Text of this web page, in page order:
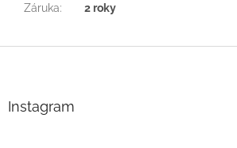
Záruka: 2 roky
Instagram